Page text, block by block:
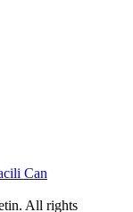
Can
All rights